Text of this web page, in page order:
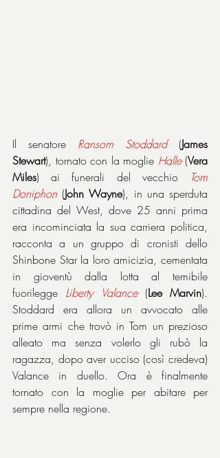
Il senatore Ransom Stoddard (James
Stewart), tornato con la moglie Halle (Vera
Miles) ai funerali del vecchio
Tom
Doniphon (John Wayne), in una sperduta
cittadina del West, dove 25 anni prima
era incominciata la sua carriera politica,
racconta a un gruppo di cronisti dello
Shinbone Star la loro amicizia, cementata
in gioventù dalla lotta al temibile
fuorilegge Liberty Valance (Lee Marvin).
Stoddard era allora un avvocato alle
prime armi che trovò in Tom un prezioso
alleato ma senza volerlo gli rubò la
ragazza, dopo aver ucciso (così credeva)
Valance in duello. Ora è finalmente
tornato con la moglie per abitare per
sempre nella regione.